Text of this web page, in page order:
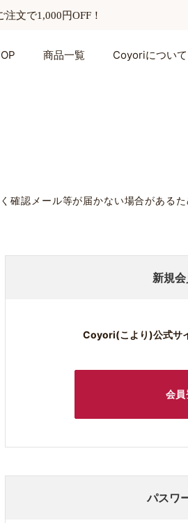
文で1,000円OFF！
商品一覧 Coyoriについて
認メール等が届かない場合があるた
新規
Coyori(こより)公式サ
会
パスワ